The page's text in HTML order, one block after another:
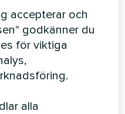
är obligatoriska
är de avsedda
effektiv och
och
blir.
accepterar och
godkänner du
för viktiga
alla